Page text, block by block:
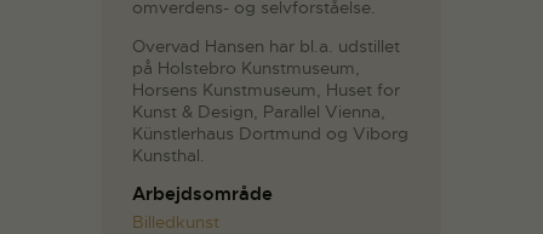
omverdens- og selvforståelse.
Overvad Hansen har bl.a. udstillet
på Holstebro Kunstmuseum,
Horsens Kunstmuseum, Huset for
Kunst & Design, Parallel Vienna,
Künstlerhaus Dortmund og Viborg
Kunsthal.
Arbejdsområde
Billedkunst